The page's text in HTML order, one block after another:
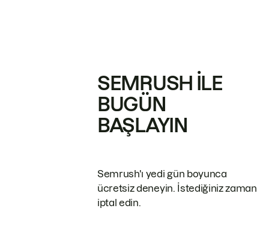
SEMRUSH ILE
BUGÜN
BAŞLAYIN
Semrush'ı yedi gün boyunca
ücretsiz deneyin. İstediğiniz zaman
iptal edin.